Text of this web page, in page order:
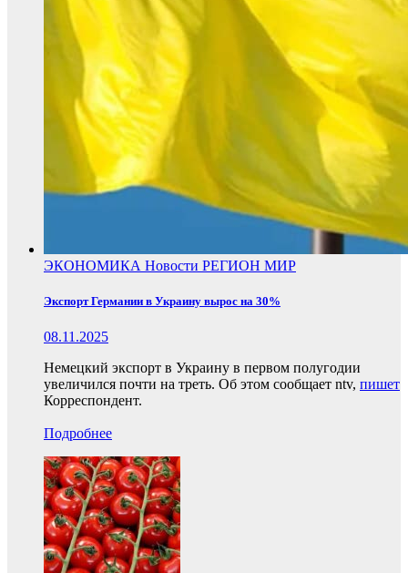
ЭКОНОМИКА Новости РЕГИОН МИР
Экспорт Германии в Украину вырос на 30%
08.11.2025
Немецкий экспорт в Украину в первом полугодии
увеличился почти на треть. Об этом сообщает ntv, пишет
Корреспондент.
Подробнее